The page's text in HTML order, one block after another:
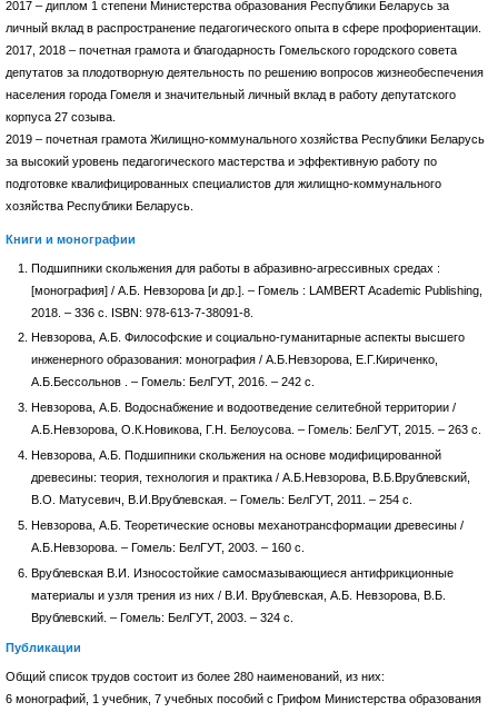
2017 – диплом 1 степени Министерства образования Республики Беларусь за
личный вклад в распространение педагогического опыта в сфере профориентации.
2017, 2018 – почетная грамота и благодарность Гомельского городского совета
депутатов за плодотворную деятельность по решению вопросов жизнеобеспечения
населения города Гомеля и значительный личный вклад в работу депутатского
корпуса 27 созыва.
2019 – почетная грамота Жилищно-коммунального хозяйства Республики Беларусь
за высокий уровень педагогического мастерства и эффективную работу по
подготовке квалифицированных специалистов для жилищно-коммунального
хозяйства Республики Беларусь.
Книги и монографии
Подшипники скольжения для работы в абразивно-агрессивных средах :
[монография] / А.Б. Невзорова [и др.]. – Гомель : LAMBERT Academic Publishing,
2018. – 336 c. ISBN: 978-613-7-38091-8.
Невзорова, А.Б. Философские и социально-гуманитарные аспекты высшего
инженерного образования: монография / А.Б.Невзорова, Е.Г.Кириченко,
А.Б.Бессольнов . – Гомель: БелГУТ, 2016. – 242 с.
Невзорова, А.Б. Водоснабжение и водоотведение селитебной территории /
А.Б.Невзорова, О.К.Новикова, Г.Н. Белоусова. – Гомель: БелГУТ, 2015. – 263 с.
Невзорова, А.Б. Подшипники скольжения на основе модифицированной
древесины: теория, технология и практика / А.Б.Невзорова, В.Б.Врублевский,
В.О. Матусевич, В.И.Врублевская. – Гомель: БелГУТ, 2011. – 254 с.
Невзорова, А.Б. Теоретические основы механотрансформации древесины /
А.Б.Невзорова. – Гомель: БелГУТ, 2003. – 160 с.
Врублевская В.И. Износостойкие самосмазывающиеся антифрикционные
материалы и узля трения из них / В.И. Врублевская, А.Б. Невзорова, В.Б.
Врублевский. – Гомель: БелГУТ, 2003. – 324 с.
Публикации
Общий список трудов состоит из более 280 наименований, из них:
6 монографий, 1 учебник, 7 учебных пособий с Грифом Министерства образования